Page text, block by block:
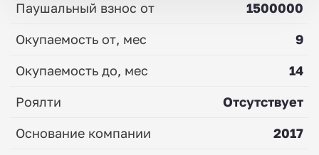
Паушальный взнос от
1500000
Окупаемость от, мес
9
Окупаемость до, мес
14
Роялти
Отсутствует
Основание компании
2017